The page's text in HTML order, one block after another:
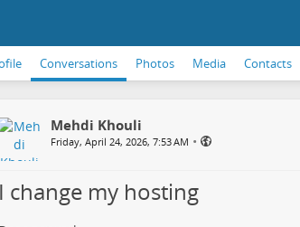
Conversations Photos Media Contacts
Mehdi Khouli
Friday, April 24, 2026, 7:53 AM •
I change my hosting